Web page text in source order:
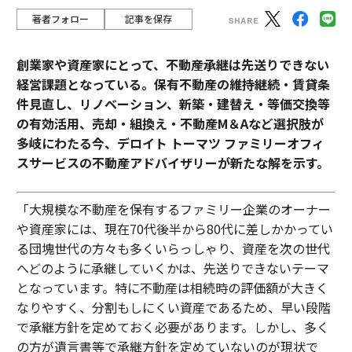
著者フォロー 記事を保存
創業家や資産家にとって、不動産承継は先送りできない
経営課題となっている。保有不動産の維持継続・賃貸条
件見直し、リノベーション、新築・建替え・等価交換等
の有効活用、売却・組換え・不動産М＆Aなど選択肢が
多岐にわたる今、デロイト トーマツ ファミリーオフィ
スサービスの不動産アドバイザリーが新たな解を示す。
「大規模な不動産を保有するファミリー企業のオーナー
や資産家には、現在70代後半から80代に差しかかってい
る団塊世代の方々も多くいらっしゃり、資産を次の世代
へどのように承継していくかは、先送りできないテーマ
となっています。特に不動産は相続時の評価額が大きく
なりやすく、分割もしにくい資産であるため、早い段階
で承継方針を定めておく必要があります。しかし、多く
の方が遺言書等で承継方針を定めていないのが現状で